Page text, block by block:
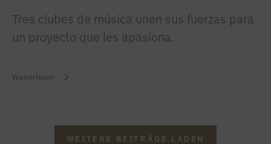
Tres clubes de música unen sus fuerzas para
un proyecto que les apasiona.
Weiterlesen
WEITERE BEITRÄGE LADEN